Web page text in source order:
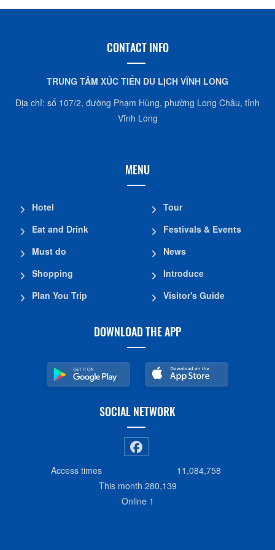
CONTACT INFO
TRUNG TÂM XÚC TIẾN DU LỊCH VĨNH LONG
Địa chỉ: số 107/2, đường Phạm Hùng, phường Long Châu, tỉnh
Vĩnh Long
MENU
Hotel
Eat and Drink
Must do
Shopping
Plan You Trip
Tour
Festivals & Events
News
Introduce
Visitor's Guide
DOWNLOAD THE APP
SOCIAL NETWORK
Access times
11,084,758
This month 280,139
Online 1